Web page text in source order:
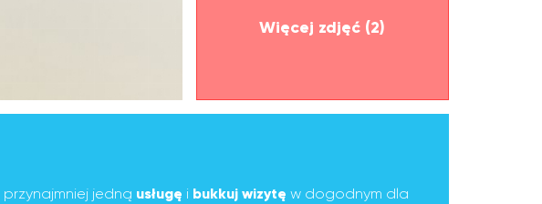
Więcej zdjęć (2)
przynajmniej jedną usługę i bukkuj wizytę w dogodnym dla